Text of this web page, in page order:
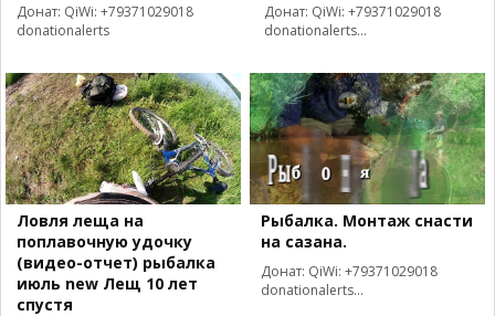
Донат: QiWi: +79371029018
donationalerts
Донат: QiWi: +79371029018
donationalerts...
Ловля леща на
поплавочную удочку
(видео-отчет) рыбалка
июль new Лещ 10 лет
спустя
Рыбалка. Монтаж снасти
на сазана.
Донат: QiWi: +79371029018
donationalerts...